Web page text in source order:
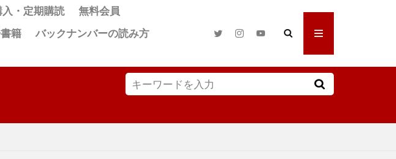
入・定期購読
無料会員
籍
バックナンバーの読み方